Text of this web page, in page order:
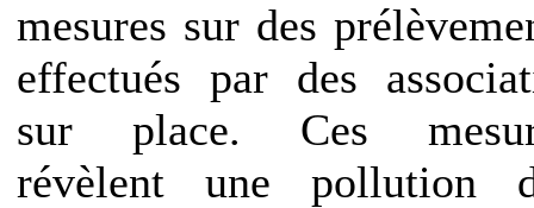
mesures sur des
effectués par des
sur place. Ces
révèlent une pollution